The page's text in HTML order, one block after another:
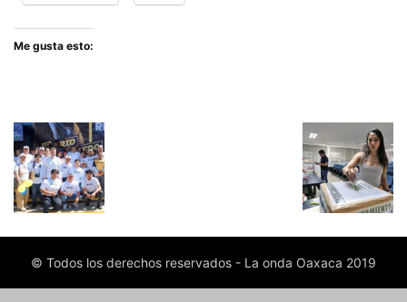
Me gusta esto:
© Todos los derechos reservados - La onda Oaxaca 2019